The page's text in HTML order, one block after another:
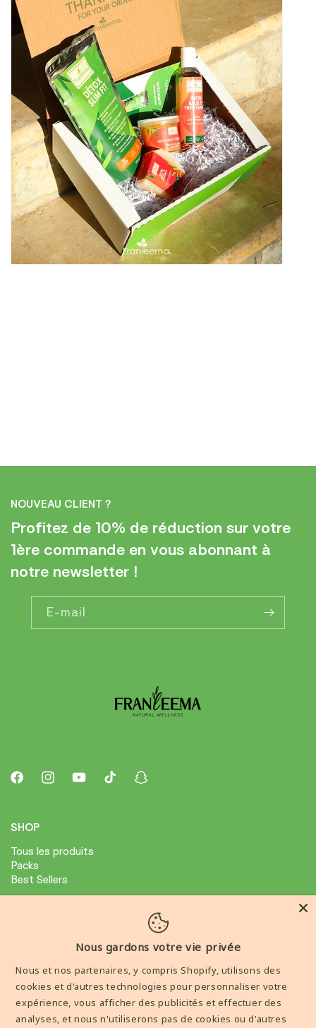
NOUVEAU CLIENT ?
Profitez de 10% de réduction sur votre
1ère commande en vous abonnant à
notre newsletter !
E-mail
FacebookInstagramYouTubeTikTok Snapchat
SHOP
Tous les produits
Packs
Best Sellers
Mention legale
AIDE
Nous gardons votre vie privée
Nous et nos partenaires, y compris Shopify, utilisons des
cookies et d'autres technologies pour personnaliser votre
expérience, vous afficher des publicités et effectuer des
analyses, et nous n'utiliserons pas de cookies ou d'autres